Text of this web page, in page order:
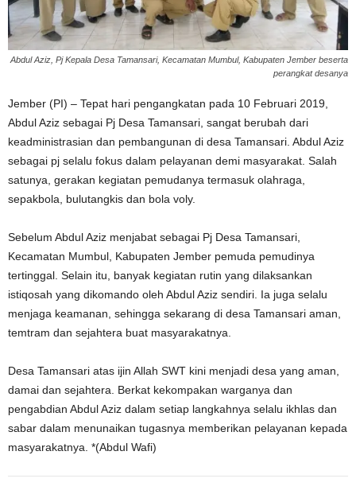
Abdul Aziz, Pj Kepala Desa Tamansari, Kecamatan Mumbul, Kabupaten Jember beserta
perangkat desanya
Jember (PI) – Tepat hari pengangkatan pada 10 Februari 2019,
Abdul Aziz sebagai Pj Desa Tamansari, sangat berubah dari
keadministrasian dan pembangunan di desa Tamansari. Abdul Aziz
sebagai pj selalu fokus dalam pelayanan demi masyarakat. Salah
satunya, gerakan kegiatan pemudanya termasuk olahraga,
sepakbola, bulutangkis dan bola voly.
Sebelum Abdul Aziz menjabat sebagai Pj Desa Tamansari,
Kecamatan Mumbul, Kabupaten Jember pemuda pemudinya
tertinggal. Selain itu, banyak kegiatan rutin yang dilaksankan
istiqosah yang dikomando oleh Abdul Aziz sendiri. Ia juga selalu
menjaga keamanan, sehingga sekarang di desa Tamansari aman,
temtram dan sejahtera buat masyarakatnya.
Desa Tamansari atas ijin Allah SWT kini menjadi desa yang aman,
damai dan sejahtera. Berkat kekompakan warganya dan
pengabdian Abdul Aziz dalam setiap langkahnya selalu ikhlas dan
sabar dalam menunaikan tugasnya memberikan pelayanan kepada
masyarakatnya. *(Abdul Wafi)